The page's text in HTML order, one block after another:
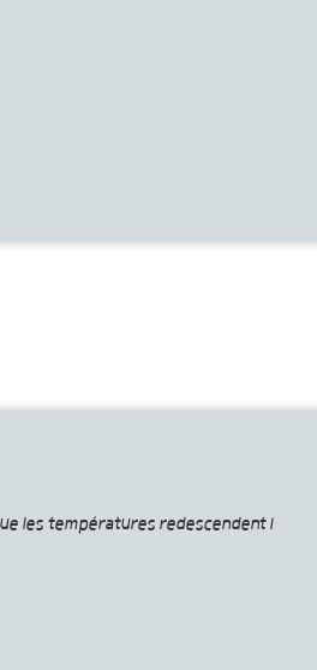
les températures redescendent !